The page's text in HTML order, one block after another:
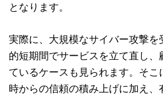
となります。
実際に、大規模なサイバー攻撃を
的短期間でサービスを立て直し、
ているケースも見られます。そ
時からの信頼の積み上げに加え、